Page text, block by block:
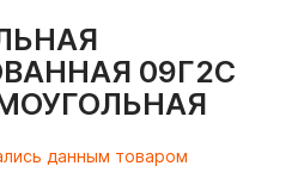
09Г2С
данным товаром